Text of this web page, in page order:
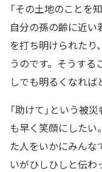
「その土地のことを
自分の孫の齢に近い
を打ち明けられたり
うのです。そうする
しでも明るくなれば
「助けて」という被
も早く笑顔にしたい
た人をいかにみんな
いがひしひしと伝わ